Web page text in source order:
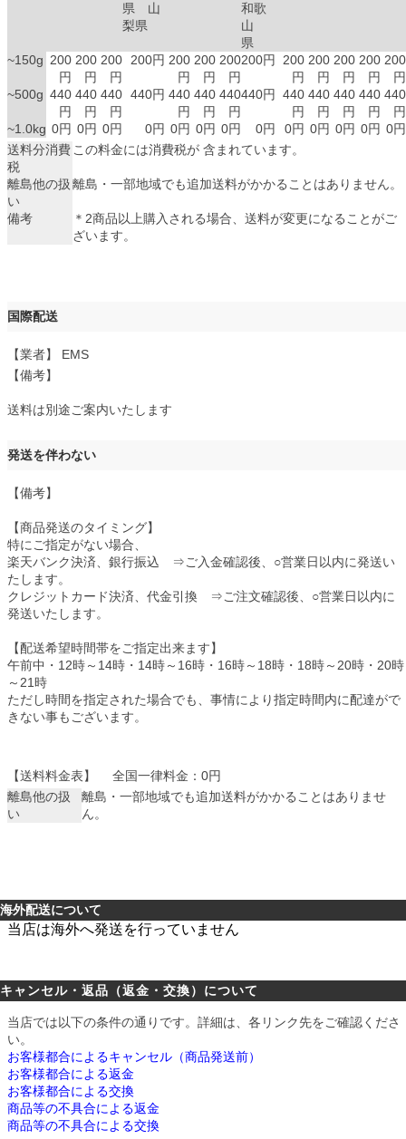
県 山
梨県
和歌
山
県
~150g 200
円
200
円
200
円
200円 200
円
200
円
200
円
200円
200
円
200
円
200
円
200
円
200
円
~500g 440
円
440
円
440
円
440円 440
円
440
円
440
円
440円
440
円
440
円
440
円
440
円
440
円
~1.0kg 0円 0円 0円 0円 0円 0円 0円 0円 0円 0円 0円 0円 0円
送料分消費
税
この料金には消費税が 含まれています。
離島他の扱
い
離島・一部地域でも追加送料がかかることはありません。
備考
＊2商品以上購入される場合、送料が変更になることがご
ざいます。
国際配送
【業者】 EMS
【備考】
送料は別途ご案内いたします
発送を伴わない
【備考】
【商品発送のタイミング】
特にご指定がない場合、
楽天バンク決済、銀行振込 ⇒ご入金確認後、○営業日以内に発送い
たします。
クレジットカード決済、代金引換 ⇒ご注文確認後、○営業日以内に
発送いたします。
【配送希望時間帯をご指定出来ます】
午前中・12時～14時・14時～16時・16時～18時・18時～20時・20時
～21時
ただし時間を指定された場合でも、事情により指定時間内に配達がで
きない事もございます。
【送料料金表】
全国一律料金：0円
離島他の扱
い
離島・一部地域でも追加送料がかかることはありませ
ん。
海外配送について
当店は海外へ発送を行っていません
キャンセル・返品（返金・交換）について
当店では以下の条件の通りです。詳細は、各リンク先をご確認くださ
い。
お客様都合によるキャンセル（商品発送前）
お客様都合による返金
お客様都合による交換
商品等の不具合による返金
商品等の不具合による交換